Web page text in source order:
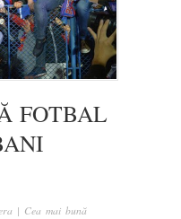
FOTBAL
| Cea mai bună